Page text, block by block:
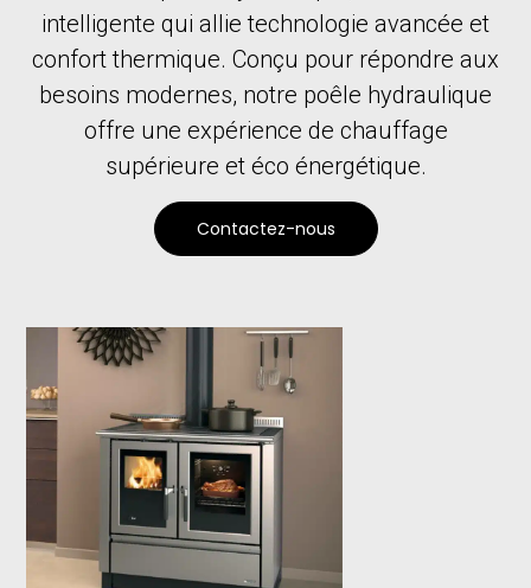
intelligente qui allie technologie avancée et
confort thermique. Conçu pour répondre aux
besoins modernes, notre poêle hydraulique
offre une expérience de chauffage
supérieure et éco énergétique.
Contactez-nous